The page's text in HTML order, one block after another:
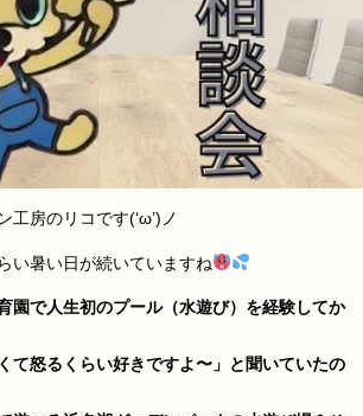
工房のリコです(‘ω’)ノ
い暑い日が続いていますね
園で人生初のプール（水遊び）を経験してか
て怒るくらい好きですよ〜」と聞いていたの